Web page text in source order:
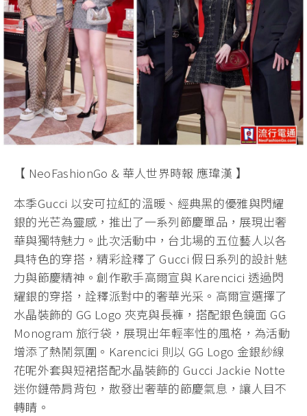
【 NeoFashionGo & 華人世界時報 應瑋漢 】
本季Gucci 以安可拉紅的溫暖、經典黑的優雅與閃耀
銀的光芒為靈感，推出了一系列節慶單品，展現出奢
華與獨特魅力。此次活動中，台北場的五位藝人以各
具特色的穿搭，精彩詮釋了 Gucci 假日系列的設計魅
力與節慶精神。創作歌手高爾宣與 Karencici 透過閃
耀銀的穿搭，詮釋派對中的奢華光采。高爾宣選擇了
水晶裝飾的 GG Logo 夾克與長褲，搭配銀色鏡面 GG
Monogram 旅行袋，展現出年輕率性的風格，為活動
增添了熱鬧氛圍。Karencici 則以 GG Logo 金銀紗線
花呢外套與短裙搭配水晶裝飾的 Gucci Jackie Notte
迷你鏈帶肩背包，散發出奢華的節慶氣息，讓人目不
轉睛。